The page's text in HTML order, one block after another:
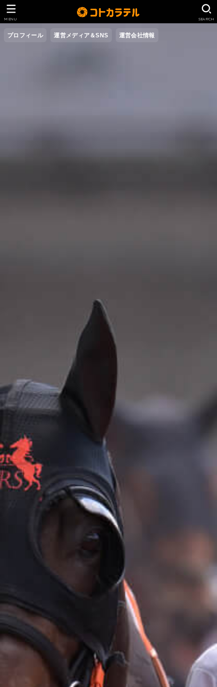
プロフィール 運営メディア＆SNS 運営会社情報
SEARCH
MENU